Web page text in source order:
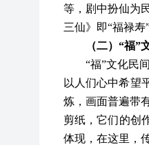
等，剧中扮仙为
三仙》即“福禄
（二） “福”
“福”文化民
以人们心中希望
炼，画面普遍带
剪纸，它们的创
体现，在这里，